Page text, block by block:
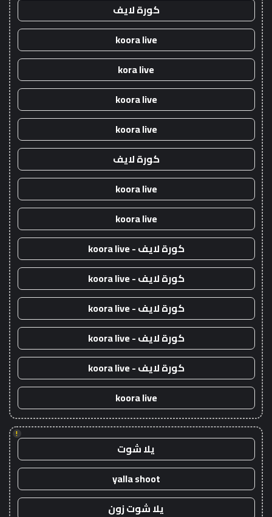
كورة لايف
koora live
kora live
koora live
koora live
كورة لايف
koora live
koora live
كورة لايف - koora live
كورة لايف - koora live
كورة لايف - koora live
كورة لايف - koora live
كورة لايف - koora live
koora live
!
يلا شوت
yalla shoot
يلا شوت زون